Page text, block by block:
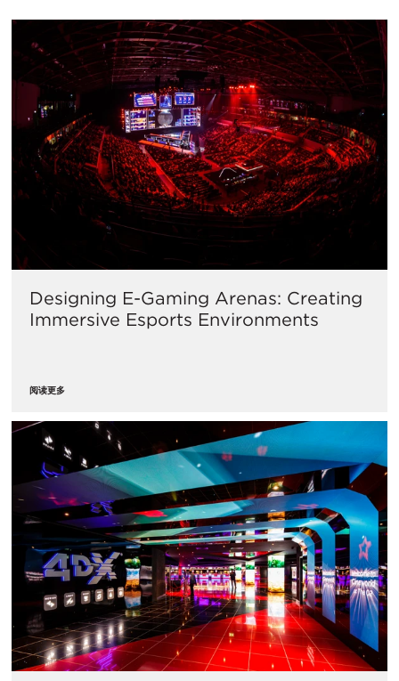
Designing E-Gaming Arenas: Creating
Immersive Esports Environments
阅读更多